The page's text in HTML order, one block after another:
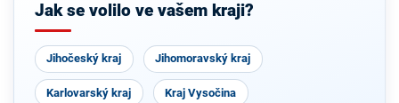
Jak se volilo ve vašem kraji?
Jihočeský kraj Jihomoravský kraj
Karlovarský kraj Kraj Vysočina